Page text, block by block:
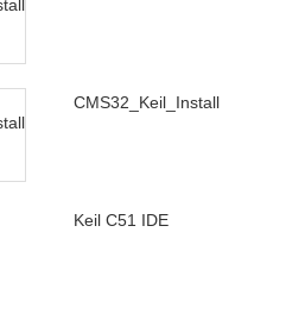
CMS32_Keil_Install
Keil C51 IDE